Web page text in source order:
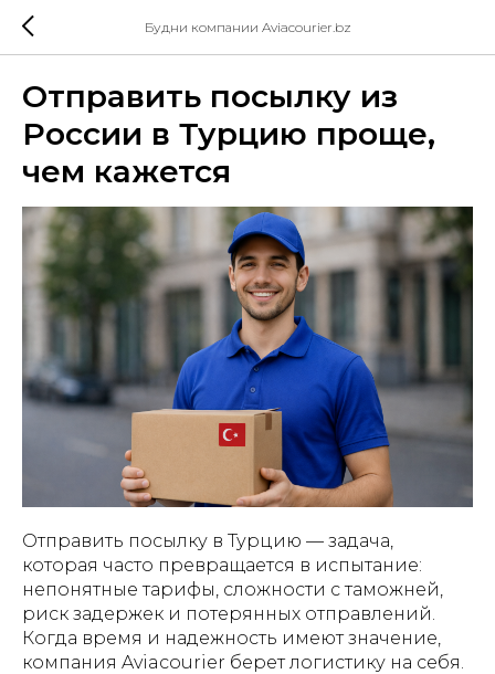
Будни компании Aviacourier.bz
Отправить посылку из
России в Турцию проще,
чем кажется
Отправить посылку в Турцию — задача,
которая часто превращается в испытание:
непонятные тарифы, сложности с таможней,
риск задержек и потерянных отправлений.
Когда время и надежность имеют значение,
компания Aviacourier берет логистику на себя.